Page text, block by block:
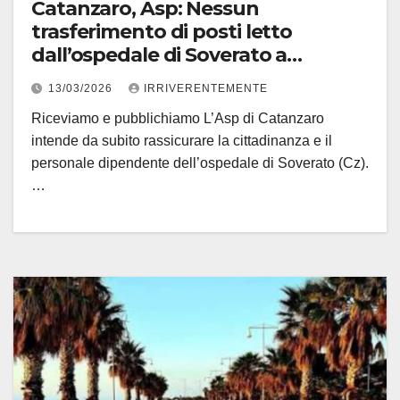
Catanzaro, Asp: Nessun
trasferimento di posti letto
dall’ospedale di Soverato a
Lamezia T. (Cz)
13/03/2026 IRRIVERENTEMENTE
Riceviamo e pubblichiamo L’Asp di Catanzaro
intende da subito rassicurare la cittadinanza e il
personale dipendente dell’ospedale di Soverato (Cz).
…